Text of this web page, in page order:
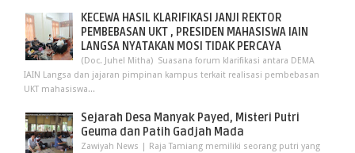
KECEWA HASIL KLARIFIKASI JANJI REKTOR
PEMBEBASAN UKT , PRESIDEN MAHASISWA IAIN
LANGSA NYATAKAN MOSI TIDAK PERCAYA
(Doc. Juhel Mitha) Suasana forum klarifikasi antara DEMA
IAIN Langsa dan jajaran pimpinan kampus terkait realisasi pembebasan
UKT mahasiswa...
Sejarah Desa Manyak Payed, Misteri Putri
Geuma dan Patih Gadjah Mada
Zawiyah News | Raja Tamiang memiliki seorang putri yang